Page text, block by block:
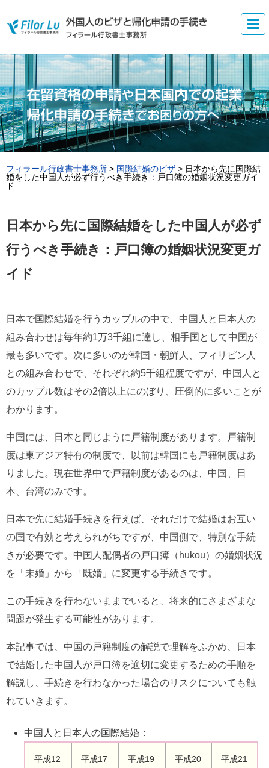
フィラール行政書士事務所 > 国際結婚のビザ > 日本から先に国際結
婚をした中国人が必ず行うべき手続き：戸口簿の婚姻状況変更ガイ
ド
日本から先に国際結婚をした中国人が必ず
行うべき手続き：戸口簿の婚姻状況変更ガ
イド
日本で国際結婚を行うカップルの中で、中国人と日本人の
組み合わせは毎年約1万3千組に達し、相手国として中国が
最も多いです。次に多いのが韓国・朝鮮人、フィリピン人
との組み合わせで、それぞれ約5千組程度ですが、中国人と
のカップル数はその2倍以上にのぼり、圧倒的に多いことが
わかります。
中国には、日本と同じように戸籍制度があります。戸籍制
度は東アジア特有の制度で、以前は韓国にも戸籍制度はあ
りました。現在世界中で戸籍制度があるのは、中国、日
本、台湾のみです。
日本で先に結婚手続きを行えば、それだけで結婚はお互い
の国で有効と考えられがちですが、中国側で、特別な手続
きが必要です。中国人配偶者の戸口簿（hukou）の婚姻状況
を「未婚」から「既婚」に変更する手続きです。
この手続きを行わないままでいると、将来的にさまざまな
問題が発生する可能性があります。
本記事では、中国の戸籍制度の解説で理解をふかめ、日本
で結婚した中国人が戸口簿を適切に変更するための手順を
解説し、手続きを行わなかった場合のリスクについても触
れていきます。
中国人と日本人の国際結婚：
平成12
平成17
平成19
平成20
平成21